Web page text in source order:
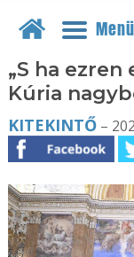
Menü
„S ha ezren
Kúria
KITEKINTŐ–